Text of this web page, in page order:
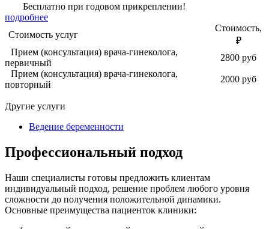
Бесплатно при годовом прикреплении!
подробнее
Стоимость услуг
Стоимость,
₽
Прием (консультация) врача-гинеколога,
первичный
2800 руб
Прием (консультация) врача-гинеколога,
повторный
2000 руб
Другие услуги
Ведение беременности
Профессиональный подход
Наши специалисты готовы предложить клиентам
индивидуальный подход, решение проблем любого уровня
сложности до получения положительной динамики.
Основные преимущества пациенток клиники: